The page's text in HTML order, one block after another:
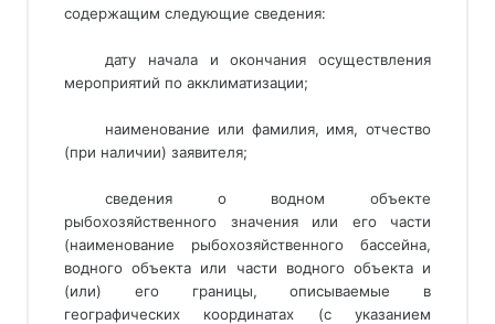
содержащим следующие сведения:
дату начала и окончания осуществления
мероприятий по акклиматизации;
наименование или фамилия, имя, отчество
(при наличии) заявителя;
сведения о водном объекте
рыбохозяйственного значения или его части
(наименование рыбохозяйственного бассейна,
водного объекта или части водного объекта и
(или) его границы, описываемые в
географических координатах (с указанием